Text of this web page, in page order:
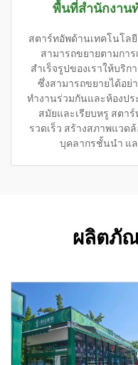
พื้นที่สำนักงาน
สตาร์ทอัพด้านเทคโนโล
สามารถขยายตามกา
สำเร็จรูปของเราให้บริ
ซึ่งสามารถขยายได้อย่
ทำงานร่วมกันและห้องป
สมัยและเรียบหรู สตา
รวดเร็ว สร้างสภาพแวด
บุคลากรชั้นนำ แล
ผลิตภั